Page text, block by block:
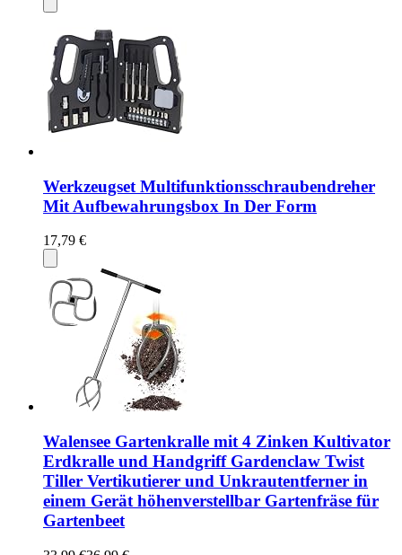
Werkzeugset Multifunktionsschraubendreher
Mit Aufbewahrungsbox In Der Form
17,79 €
Walensee Gartenkralle mit 4 Zinken Kultivator
Erdkralle und Handgriff Gardenclaw Twist
Tiller Vertikutierer und Unkrautentferner in
einem Gerät höhenverstellbar Gartenfräse für
Gartenbeet